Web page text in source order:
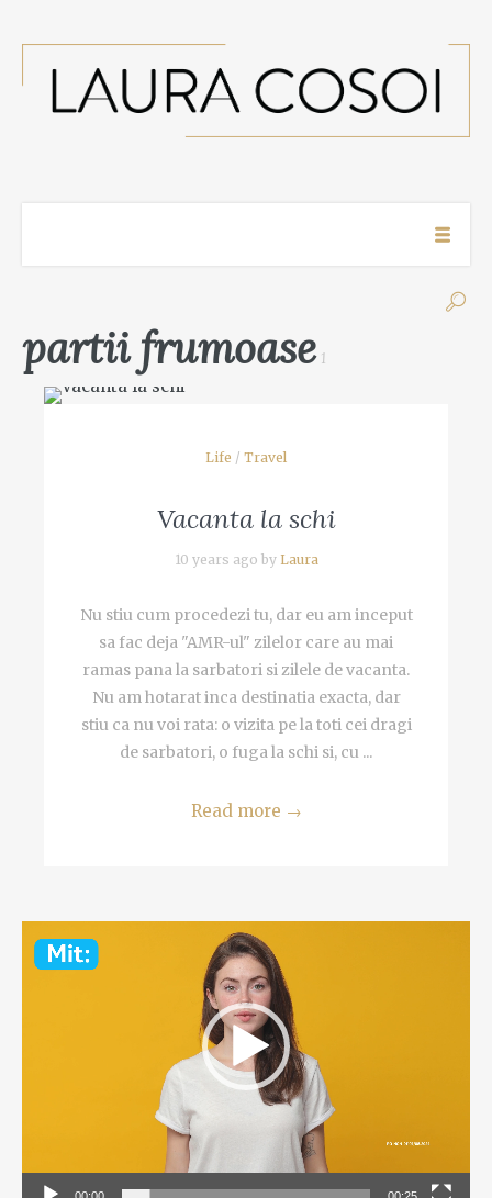
partii frumoase1
Life / Travel
Vacanta la schi
10 years ago by Laura
Nu stiu cum procedezi tu, dar eu am inceput
sa fac deja "AMR-ul" zilelor care au mai
ramas pana la sarbatori si zilele de vacanta.
Nu am hotarat inca destinatia exacta, dar
stiu ca nu voi rata: o vizita pe la toti cei dragi
de sarbatori, o fuga la schi si, cu ...
Read more →
Player